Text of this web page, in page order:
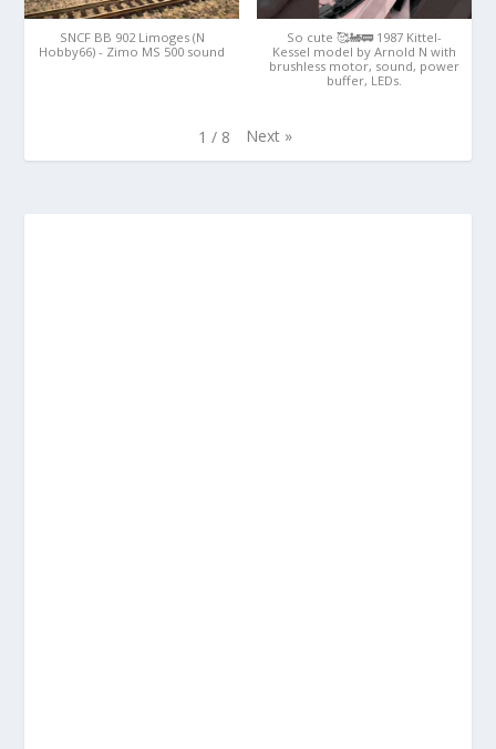
SNCF BB 902 Limoges (N
Hobby66) - Zimo MS 500 sound
So cute 🥰🚂🚃 1987 Kittel-
Kessel model by Arnold N with
brushless motor, sound, power
buffer, LEDs.
1 / 8 Next »